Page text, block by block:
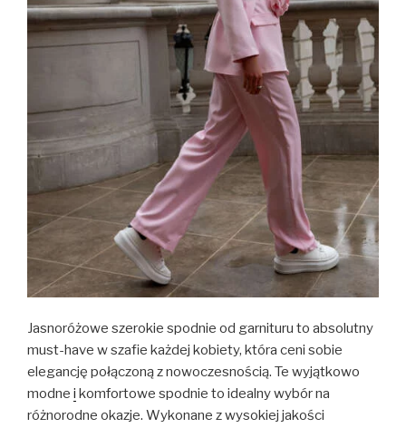
Jasnoróżowe szerokie spodnie od garnituru to absolutny
must-have w szafie każdej kobiety, która ceni sobie
elegancję połączoną z nowoczesnością. Te wyjątkowo
modne i komfortowe spodnie to idealny wybór na
różnorodne okazje. Wykonane z wysokiej jakości